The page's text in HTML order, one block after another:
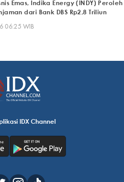
Emas, Indika Energy (INDY) Peroleh
dari Bank DBS Rp2,8 Triliun
06:25 WIB
IDX Channel